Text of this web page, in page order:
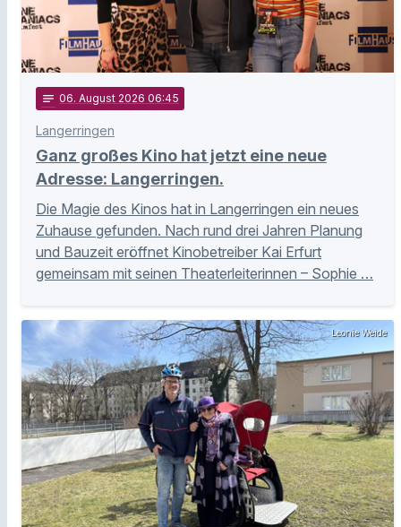
notes 06. August 2026 06:45
Langerringen
Ganz großes Kino hat jetzt eine neue
Adresse: Langerringen.
Die Magie des Kinos hat in Langerringen ein neues
Zuhause gefunden. Nach rund drei Jahren Planung
und Bauzeit eröffnet Kinobetreiber Kai Erfurt
gemeinsam mit seinen Theaterleiterinnen – Sophie …
Leonie Weide